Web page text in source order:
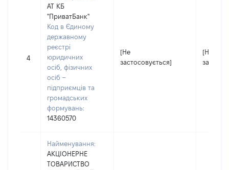
4
АТ КБ
"ПриватБанк"
Код в Єдиному
державному
реєстрі
юридичних
осіб, фізичних
осіб –
підприємців та
громадських
формувань:
14360570
[Не
застосовується]
[Не
Найменування:
АКЦІОНЕРНЕ
ТОВАРИСТВО